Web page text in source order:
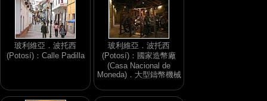
玻利維亞．波托西
(Potosí)：Calle Padilla
玻利維亞．波托西
(Potosí)：國家造幣廠
(Casa Nacional de
Moneda)．大型鑄幣機械